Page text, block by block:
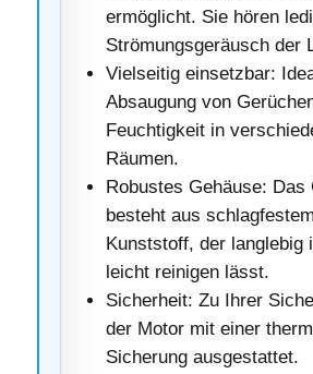
ermöglicht. Sie hören
Strömungsgeräusch der
Vielseitig einsetzbar:
Absaugung von
Feuchtigkeit in
Räumen.
Robustes Gehäuse: Das
besteht aus
Kunststoff, der langlebig
leicht reinigen lässt.
Sicherheit: Zu Ihrer
der Motor mit einer
Sicherung ausgestattet.